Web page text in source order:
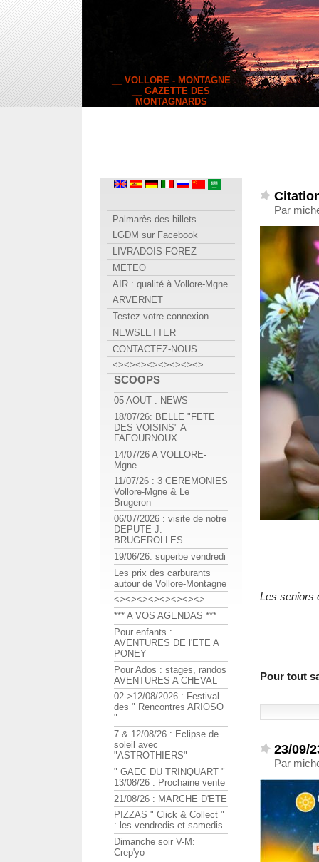
__ VOLLORE - MONTAGNE
__ GAZETTE DES
MONTAGNARDS
Par
Les seniors
Pour tout
23/09/
Par
Palmarès des billets
LGDM sur Facebook
LIVRADOIS-FOREZ
METEO
AIR : qualité à Vollore-Mgne
ARVERNET
Testez votre connexion
NEWSLETTER
CONTACTEZ-NOUS
<><><><><><><><>
SCOOPS
05 AOUT : NEWS
18/07/26: BELLE "FETE
DES VOISINS" A
FAFOURNOUX
14/07/26 A VOLLORE-
Mgne
11/07/26 : 3 CEREMONIES
Vollore-Mgne & Le
Brugeron
06/07/2026 : visite de notre
DEPUTE J.
BRUGEROLLES
19/06/26: superbe vendredi
Les prix des carburants
autour de Vollore-Montagne
<><><><><><><><>
*** A VOS AGENDAS ***
Pour enfants :
AVENTURES DE l'ETE A
PONEY
Pour Ados : stages, randos
AVENTURES A CHEVAL
02->12/08/2026 : Festival
des " Rencontres ARIOSO
"
7 & 12/08/26 : Eclipse de
soleil avec
"ASTROTHIERS"
" GAEC DU TRINQUART "
13/08/26 : Prochaine vente
21/08/26 : MARCHE D'ETE
PIZZAS " Click & Collect "
: les vendredis et samedis
Dimanche soir V-M:
Crep'yo